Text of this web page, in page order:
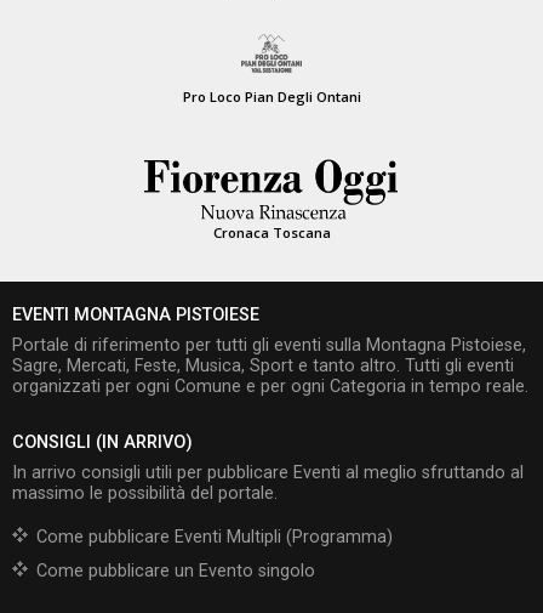
Pro Loco Pian Degli Ontani
Cronaca Toscana
EVENTI MONTAGNA PISTOIESE
Portale di riferimento per tutti gli eventi sulla Montagna Pistoiese,
Sagre, Mercati, Feste, Musica, Sport e tanto altro. Tutti gli eventi
organizzati per ogni Comune e per ogni Categoria in tempo reale.
CONSIGLI (IN ARRIVO)
In arrivo consigli utili per pubblicare Eventi al meglio sfruttando al
massimo le possibilità del portale.
Come pubblicare Eventi Multipli (Programma)
Come pubblicare un Evento singolo